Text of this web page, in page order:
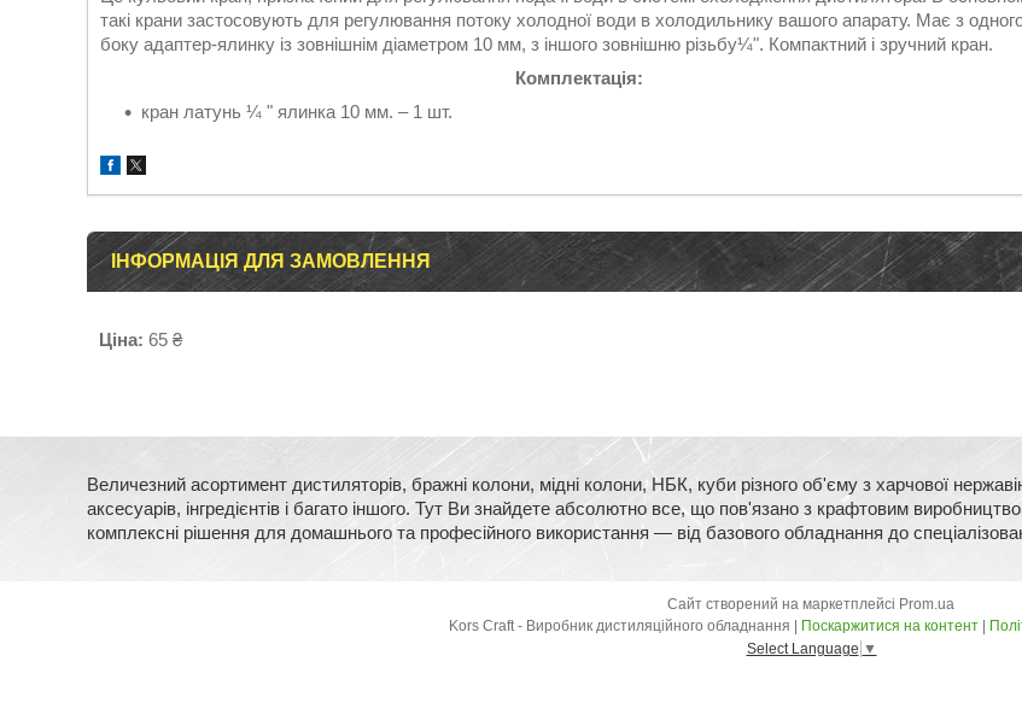
такі крани застосовують для регулювання потоку холодної води в холодильнику вашого апарату. Має з
боку адаптер-ялинку із зовнішнім діаметром 10 мм, з іншого зовнішню різьбу¼". Компактний і зручний кран.
Комплектація:
кран латунь ¼ " ялинка 10 мм. – 1 шт.
ІНФОРМАЦІЯ ДЛЯ ЗАМОВЛЕННЯ
Ціна: 65 ₴
Величезний асортимент дистиляторів, бражні колони, мідні колони, НБК, куби різного об'єму з харчової
аксесуарів, інгредієнтів і багато іншого. Тут Ви знайдете абсолютно все, що пов'язано з крафтовим
комплексні рішення для домашнього та професійного використання — від базового обладнання до
Сайт створений на маркетплейсі Prom.ua
Поскаржитися на контент
Select Language ▼